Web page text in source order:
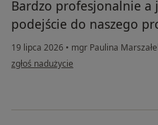
Bardzo profesjonalnie a
podejście do naszego
19 lipca 2026 • mgr Paulina
w opinii użytkownika S.K.
zgłoś nadużycie